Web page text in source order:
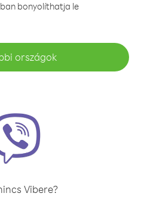
bonyolíthatja le
országok
Vibere?